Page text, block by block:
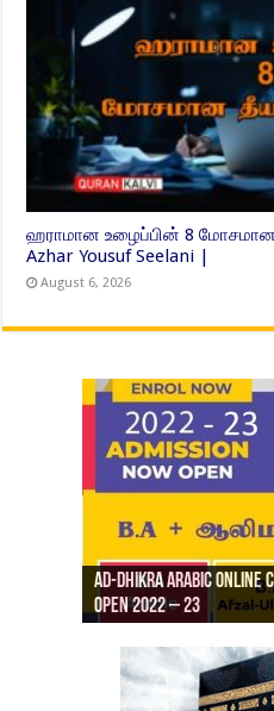
ஹராமான உழைப்பின் 8
Azhar Yousuf Seelani |
August 6, 2026
Ad-Dhikra Arabic Online
Open 2022 – 23
Ad-Dhikra Arabic Online
AD DHIKRA ARABIC COLLEGE
ரியாத் ஜும்ஆ
Masjid (Kuwait Masjid),